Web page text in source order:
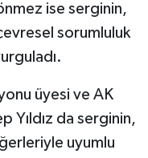
ise serginin,
sorumluluk
üyesi ve AK
Yıldız da serginin,
uyumlu